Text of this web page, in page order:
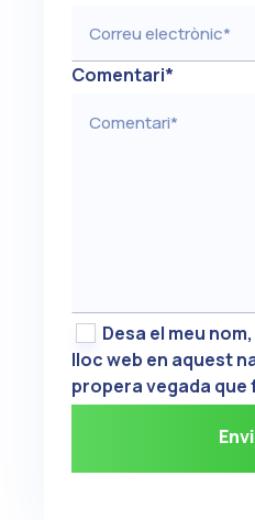
Comentari*
Desa el meu
lloc web en aquest
propera vegada